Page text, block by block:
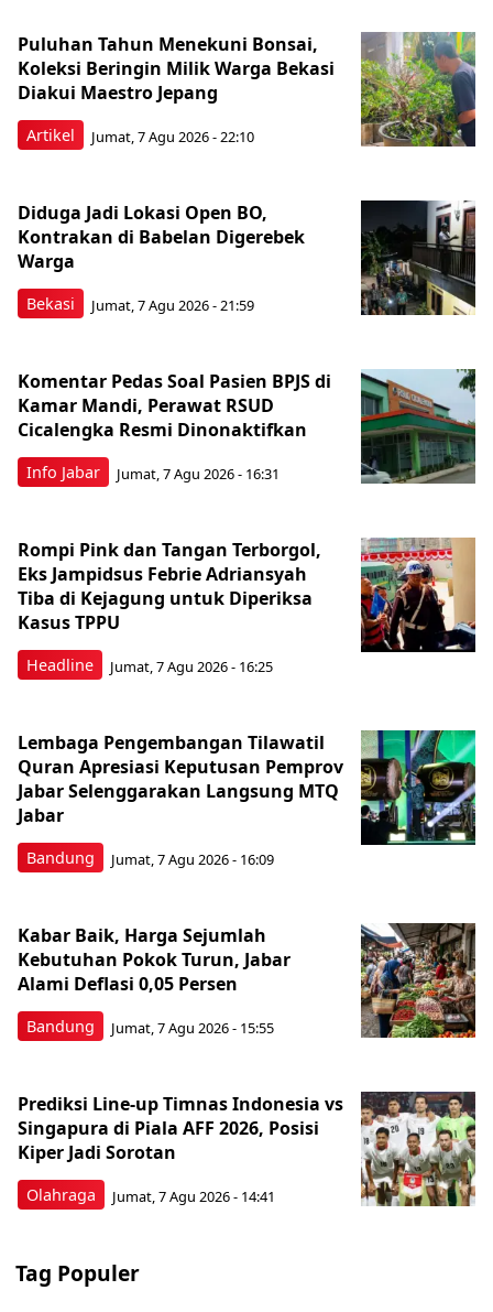
Artikel
Puluhan Tahun Menekuni Bonsai,
Koleksi Beringin Milik Warga Bekasi
Diakui Maestro Jepang
Jumat, 7 Agu 2026 - 22:10
Bekasi
Diduga Jadi Lokasi Open BO,
Kontrakan di Babelan Digerebek
Warga
Jumat, 7 Agu 2026 - 21:59
Info Jabar
Komentar Pedas Soal Pasien BPJS di
Kamar Mandi, Perawat RSUD
Cicalengka Resmi Dinonaktifkan
Jumat, 7 Agu 2026 - 16:31
Headline
Rompi Pink dan Tangan Terborgol,
Eks Jampidsus Febrie Adriansyah
Tiba di Kejagung untuk Diperiksa
Kasus TPPU
Jumat, 7 Agu 2026 - 16:25
Bandung
Lembaga Pengembangan Tilawatil
Quran Apresiasi Keputusan Pemprov
Jabar Selenggarakan Langsung MTQ
Jabar
Jumat, 7 Agu 2026 - 16:09
Bandung
Kabar Baik, Harga Sejumlah
Kebutuhan Pokok Turun, Jabar
Alami Deflasi 0,05 Persen
Jumat, 7 Agu 2026 - 15:55
Olahraga
Prediksi Line-up Timnas Indonesia vs
Singapura di Piala AFF 2026, Posisi
Kiper Jadi Sorotan
Jumat, 7 Agu 2026 - 14:41
Tag Populer